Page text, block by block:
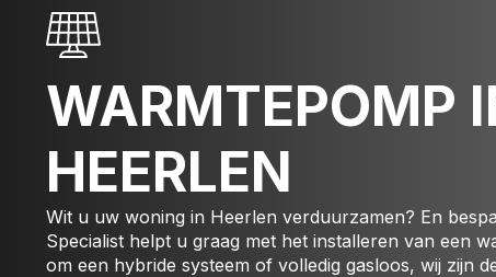
WARMTEPOMP
HEERLEN
Wit u uw woning in Heerlen verduurzamen? En
Specialist helpt u graag met het installeren van een
om een hybride systeem of volledig gasloos, wij zijn